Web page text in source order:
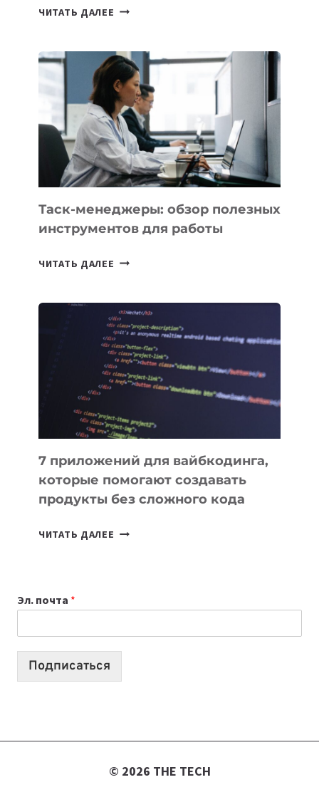
ЧИТАТЬ ДАЛЕЕ ИИ-
БИЗНЕСА:
КАКИЕ
3
ЗАДАЧИ
ЕМУ
МОЖНО
ПОРУЧИТЬ
УЖЕ
СЕГОДНЯ
Таск-менеджеры: обзор полезных
инструментов для работы
ЧИТАТЬ ДАЛЕЕ ТАСК-
ПОЛЕЗНЫХ
ИНСТРУМЕНТОВ
ДЛЯ
РАБОТЫ
7 приложений для вайбкодинга,
которые помогают создавать
продукты без сложного кода
ЧИТАТЬ ДАЛЕЕ
СОЗДАВАТЬ
ПРОДУКТЫ
Эл. почта *
Подписаться
© 2026 THE TECH